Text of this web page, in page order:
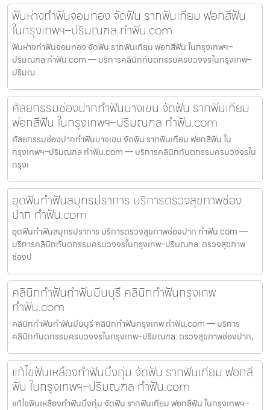
ฟันห่างทำฟันจอมทอง จัดฟัน รากฟันเทียม ฟอกสีฟัน
ในกรุงเทพฯ–ปริมณฑล ทำฟัน.com
ฟันห่างทำฟันจอมทอง จัดฟัน รากฟันเทียม ฟอกสีฟัน ในกรุงเทพฯ–
ปริมณฑล ทำฟัน.com — บริการคลินิกทันตกรรมครบวงจรในกรุงเทพ–
ปริมณ
ศัลยกรรมช่องปากทำฟันบางเขน จัดฟัน รากฟันเทียม
ฟอกสีฟัน ในกรุงเทพฯ–ปริมณฑล ทำฟัน.com
ศัลยกรรมช่องปากทำฟันบางเขน จัดฟัน รากฟันเทียม ฟอกสีฟัน ใน
กรุงเทพฯ–ปริมณฑล ทำฟัน.com — บริการคลินิกทันตกรรมครบวงจรใน
กรุงเ
อุดฟันทำฟันสมุทรปราการ บริการตรวจสุขภาพช่อง
ปาก ทำฟัน.com
อุดฟันทำฟันสมุทรปราการ บริการตรวจสุขภาพช่องปาก ทำฟัน.com —
บริการคลินิกทันตกรรมครบวงจรในกรุงเทพ–ปริมณฑล: ตรวจสุขภาพ
ช่องป
คลินิกทำฟันทำฟันมีนบุรี คลินิกทำฟันกรุงเทพ
ทำฟัน.com
คลินิกทำฟันทำฟันมีนบุรี คลินิกทำฟันกรุงเทพ ทำฟัน.com — บริการ
คลินิกทันตกรรมครบวงจรในกรุงเทพ–ปริมณฑล: ตรวจสุขภาพช่องปาก,
แก้ไขฟันเหลืองทำฟันบึงกุ่ม จัดฟัน รากฟันเทียม ฟอกสี
ฟัน ในกรุงเทพฯ–ปริมณฑล ทำฟัน.com
แก้ไขฟันเหลืองทำฟันบึงกุ่ม จัดฟัน รากฟันเทียม ฟอกสีฟัน ในกรุงเทพฯ–